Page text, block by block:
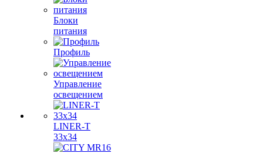
Блоки
питания
Профиль
Управление
освещением
LINER-T
33x34